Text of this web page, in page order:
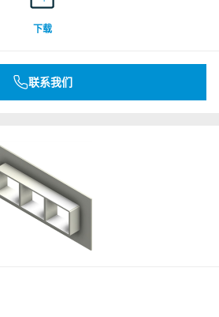
Inc.
Inc.
Inc.
DIBt
下载
联系我们